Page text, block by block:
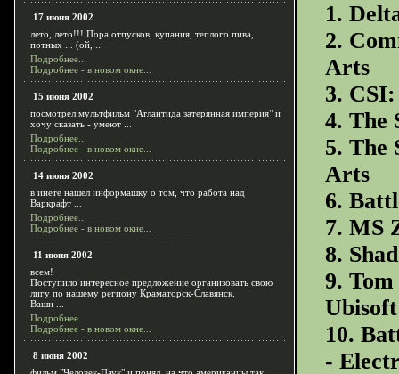
17 июня 2002
лето, лето!!! Пора отпусков, купания, теплого пива,
потных ... (ой, ...
Подробнее...
Подробнее - в новом окне...
15 июня 2002
посмотрел мультфильм "Атлантида затерянная империя" и
хочу сказать - умеют ...
Подробнее...
Подробнее - в новом окне...
14 июня 2002
в инете нашел информашку о том, что работа над
Варкрафт ...
Подробнее...
Подробнее - в новом окне...
11 июня 2002
всем!
Поступило интересное предложение организовать свою
лигу по нашему региону Краматорск-Славянск.
Ваши ...
Подробнее...
Подробнее - в новом окне...
8 июня 2002
1.
2.
Arts
3.
4. The
5. The
Arts
6.
7. MS
8.
9.
Ubisoft
10.
-